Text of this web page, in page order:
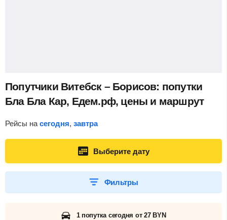
Попутчики Витебск – Борисов: попутки
Бла Бла Кар, Едем.рф, цены и маршрут
Рейсы на сегодня, завтра
Выберите дату
Фильтры
1 попутка сегодня от 27 BYN